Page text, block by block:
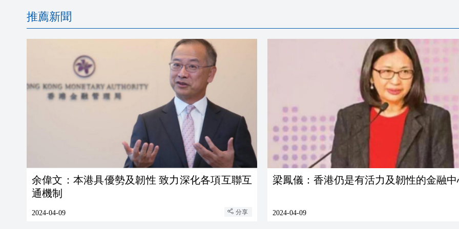
推薦新聞
余偉文：本港具優勢及韌性 致力深化各項互聯互
通機制
2024-04-09 分享
梁鳳儀：香港仍是有活力及韌性的金融中
2024-04-09